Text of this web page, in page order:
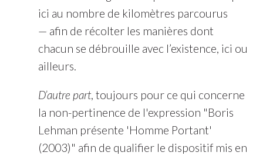
ici au nombre de kilomètres parcourus
— afin de récolter les manières dont
chacun se débrouille avec l’existence, ici ou
ailleurs.
D’autre part, toujours pour ce qui concerne
la non-pertinence de l'expression "Boris
Lehman présente 'Homme Portant'
(2003)" afin de qualifier le dispositif mis en